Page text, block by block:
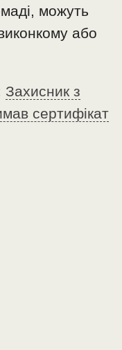
можуть
або
Захисник з
сертифікат